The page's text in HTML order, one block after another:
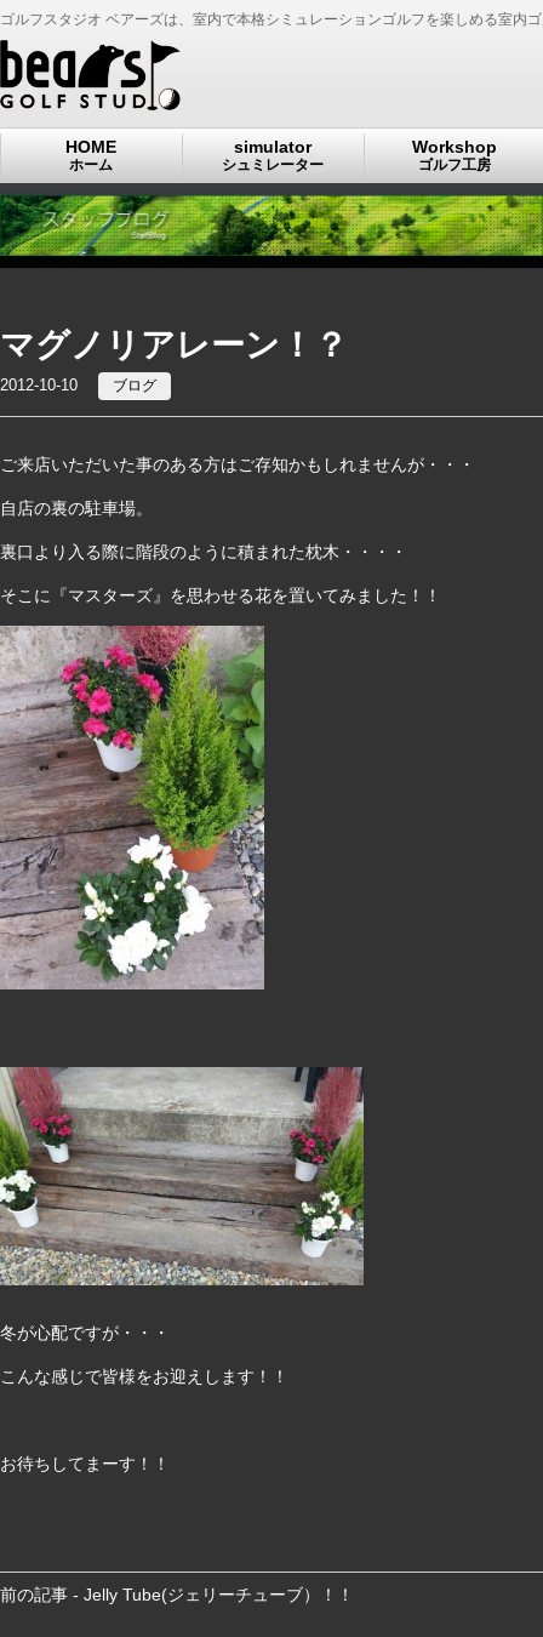
ゴルフスタジオ ベアーズは、室内で本格シミュレーションゴルフを楽しめる室内
HOME
ホーム
simulator
シュミレーター
Workshop
ゴルフ工房
マグノリアレーン！？
2012-10-10 ブログ
ご来店いただいた事のある方はご存知かもしれませんが・・・
自店の裏の駐車場。
裏口より入る際に階段のように積まれた枕木・・・・
そこに『マスターズ』を思わせる花を置いてみました！！
冬が心配ですが・・・
こんな感じで皆様をお迎えします！！
お待ちしてまーす！！
前
前の記事 - Jelly Tube(ジェリーチューブ）！！